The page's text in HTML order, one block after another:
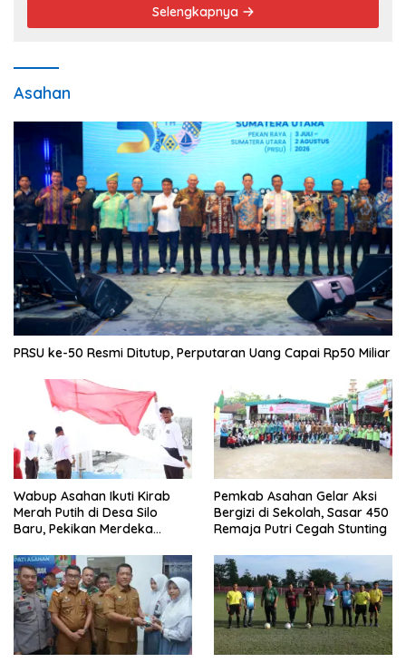
Selengkapnya
Asahan
PRSU ke-50 Resmi Ditutup, Perputaran Uang Capai Rp50 Miliar
Wabup Asahan Ikuti Kirab
Merah Putih di Desa Silo
Baru, Pekikan Merdeka
Pemkab Asahan Gelar Aksi
Bergizi di Sekolah, Sasar 450
Remaja Putri Cegah Stunting